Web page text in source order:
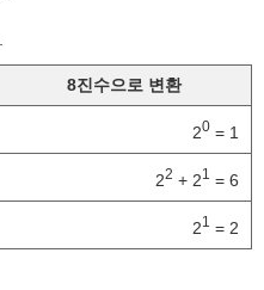
8진수으로 변환
20 = 1
22 + 21 = 6
21 = 2